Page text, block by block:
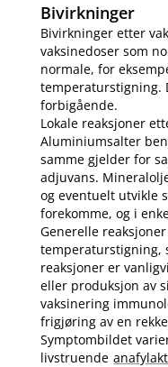
Bivirkninger
Bivirkninger etter
vaksinedoser som
normale, for
temperaturstigning.
forbigående.
Lokale reaksjoner
Aluminiumsalter
samme gjelder for
adjuvans.
og eventuelt utvikle
forekomme, og i
Generelle
temperaturstigning,
reaksjoner er
eller produksjon av
vaksinering
frigjøring av en
Symptombildet
livstruende